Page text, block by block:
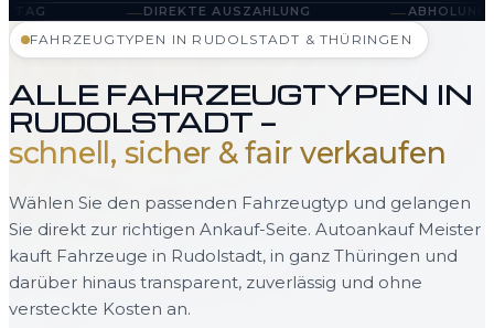
DIREKTE AUSZAHLUNG —ABHOLUNG IN RUDOLSTADT
FAHRZEUGTYPEN IN RUDOLSTADT & THÜRINGEN
ALLE FAHRZEUGTYPEN IN
RUDOLSTADT —
schnell, sicher & fair verkaufen
Wählen Sie den passenden Fahrzeugtyp und gelangen
Sie direkt zur richtigen Ankauf-Seite. Autoankauf Meister
kauft Fahrzeuge in Rudolstadt, in ganz Thüringen und
darüber hinaus transparent, zuverlässig und ohne
versteckte Kosten an.